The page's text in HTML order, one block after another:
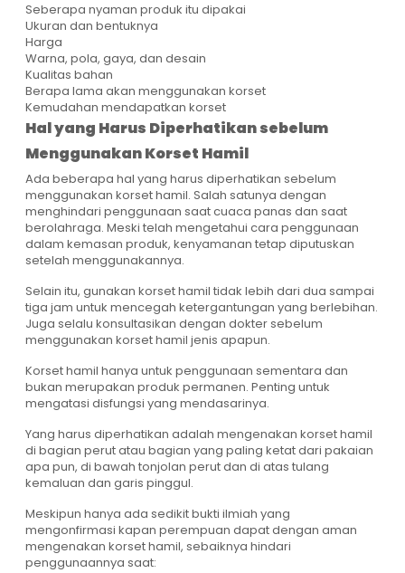
Seberapa nyaman produk itu dipakai
Ukuran dan bentuknya
Harga
Warna, pola, gaya, dan desain
Kualitas bahan
Berapa lama akan menggunakan korset
Kemudahan mendapatkan korset
Hal yang Harus Diperhatikan sebelum
Menggunakan Korset Hamil
Ada beberapa hal yang harus diperhatikan sebelum
menggunakan korset hamil. Salah satunya dengan
menghindari penggunaan saat cuaca panas dan saat
berolahraga. Meski telah mengetahui cara penggunaan
dalam kemasan produk, kenyamanan tetap diputuskan
setelah menggunakannya.
Selain itu, gunakan korset hamil tidak lebih dari dua sampai
tiga jam untuk mencegah ketergantungan yang berlebihan.
Juga selalu konsultasikan dengan dokter sebelum
menggunakan korset hamil jenis apapun.
Korset hamil hanya untuk penggunaan sementara dan
bukan merupakan produk permanen. Penting untuk
mengatasi disfungsi yang mendasarinya.
Yang harus diperhatikan adalah mengenakan korset hamil
di bagian perut atau bagian yang paling ketat dari pakaian
apa pun, di bawah tonjolan perut dan di atas tulang
kemaluan dan garis pinggul.
Meskipun hanya ada sedikit bukti ilmiah yang
mengonfirmasi kapan perempuan dapat dengan aman
mengenakan korset hamil, sebaiknya hindari
penggunaannya saat: